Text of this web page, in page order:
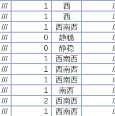
/// 1 西
/// 1 西
/// 1 西南西
/// 0 静穏
/// 0 静穏
/// 1 西南西
/// 1 西南西
/// 1 西南西
/// 1 南西
/// 2 西南西
/// 1 西南西